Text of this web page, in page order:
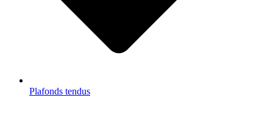
Plafonds tendus